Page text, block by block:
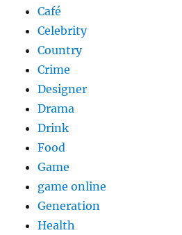
Café
Celebrity
Country
Crime
Designer
Drama
Drink
Food
Game
game online
Generation
Health